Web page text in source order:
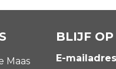
Maas
BLIJF
E-